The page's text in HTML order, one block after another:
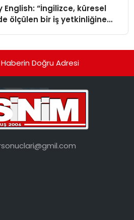
English: “İngilizce, küresel
ölçülen bir iş yetkinliğine
Doğru Adresi